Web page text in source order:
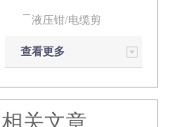
液压钳/电缆剪
查看更多
相关文章